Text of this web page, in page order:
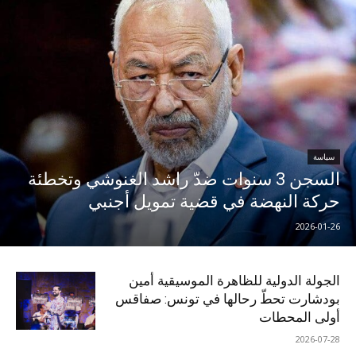
سياسة
السجن 3 سنوات ضدّ راشد الغنوشي وتخطئة
حركة النهضة في قضية تمويل أجنبي
2026-01-26
الجولة الدولية للظاهرة الموسيقية أمين
بودشارت تحطّ رحالها في تونس: صفاقس
أولى المحطات
2026-07-28